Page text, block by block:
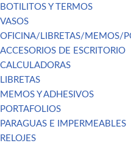
BOTILITOS Y TERMOS
VASOS
OFICINA/LIBRETAS/MEMOS/
ACCESORIOS DE ESCRITORIO
CALCULADORAS
LIBRETAS
MEMOS Y ADHESIVOS
PORTAFOLIOS
PARAGUAS E IMPERMEABLES
RELOJES